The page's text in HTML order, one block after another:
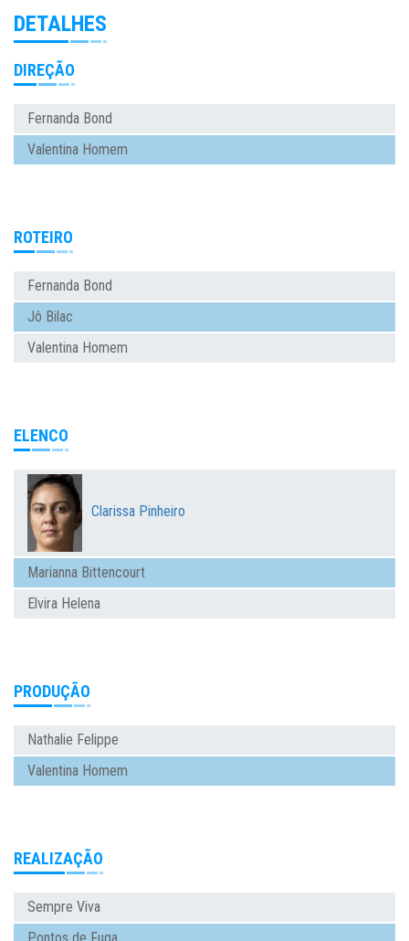
DETALHES
DIREÇÃO
Fernanda Bond
Valentina Homem
ROTEIRO
Fernanda Bond
Jô Bilac
Valentina Homem
ELENCO
Clarissa Pinheiro
Marianna Bittencourt
Elvira Helena
PRODUÇÃO
Nathalie Felippe
Valentina Homem
REALIZAÇÃO
Sempre Viva
Pontos de Fuga